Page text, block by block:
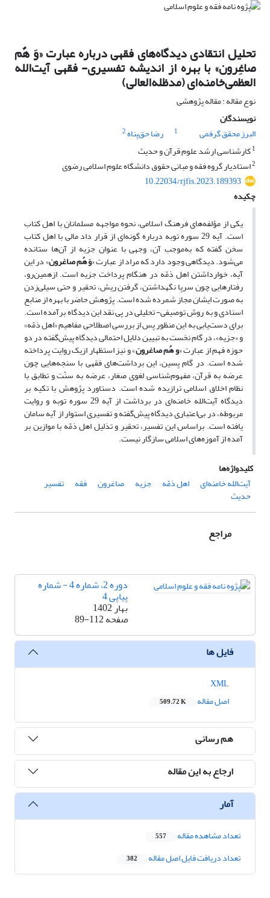
تحلیل انتقادی دیدگاه‌های فقهی درباره عبارت «وَ هٌم
صاغِرون» با بهره از اندیشه تفسیری- فقهی‌ آیت‌الله
العظمی‌خامنه‌ای (مدظله‌العالی)
نوع مقاله : مقاله پژوهشی
نویسندگان
البرز محقق گرفمی
1 رضا حق‌پناه2
1کارشناسی ارشد علوم قرآن و حدیث
2استادیار گروه فقه و مبانی حقوق دانشگاه علوم اسلامی رضوی
10.22034/rjfis.2023.189393
چکیده
یکی از مؤلفه‌های فرهنگ اسلامی، نحوه مواجهه مسلمانان با اهل کتاب
است.‌ آیه‌ 29 سوره توبه درباره گونه‌ای از قرار داد مالی با اهل کتاب
سخن گفته که به‌موجب آن، وجهی با عنوان جزیه از آن‌ها ستانده
می‌شود. دیدگاهی وجود دارد که مراد از عبارت «وَ هُم صاغرون» در ‌این‌
آیه‌، خوار‌داشتن اهل ذمّه در هنگام پرداخت جزیه است. ازهمین‌رو،
رفتارهایی چون سرپا نگهداشتن، گرفتن ریش، تحقیر و حتی سیلی‌زدن
به صورت‌ ایشان مجاز شمرده شده است. پژوهش حاضر با بهره از منابع
اسنادی و به روش توصیفی- تحلیلی در پی نقد‌ این دیدگاه برآمده است.
برای‌ دست‌یابی به این منظور پس از بررسی اصطلاحی مفاهیم «اهل ذمّه»
و «جزیه»، در گام نخست به تبیین دلایل احتمالی دیدگاه پیش‌گفته در دو
حوزه فهم از عبارت «و هُم صاغرون» و نیز استظهار ازیک روایت پرداخته
شده است. در گام پسین، ‌این برداشت‌های فقهی با سنجه‌هایی چون
عرضه به قرآن، مفهوم‌شناسی لغوی صغار، عرضه به سنّت و تطابق با
نظام اخلاق اسلامی‌ ترازیده شده است. دستاورد پژوهش با تکیه بر
دیدگاه آیت‌الله خامنه‌ای در برداشت از‌ آیه‌ 29 سوره توبه و روایت
مربوطه، در بی‌اعتباری دیدگاه پیش‌گفته و تفسیری استوار از‌ آیه‌ سامان
یافته است. براساس این تفسیر، تحقیر و تذلیل اهل ذمّه با موازین بر
آمده از آموزه‌های اسلامی سازگار نیست.
کلیدواژه‌ها
آیت‌الله ‌خامنه‌ای
اهل ذمّه جزیه صاغرون فقه تفسیر
حدیث
مراجع
دوره 2، شماره 4 - شماره
پیاپی 4
بهار 1402
صفحه89-112
فایل ها
اصل مقاله
509.72 K
هم رسانی
ارجاع به این مقاله
آمار
تعداد مشاهده مقاله 557
تعداد دریافت فایل اصل مقاله 382